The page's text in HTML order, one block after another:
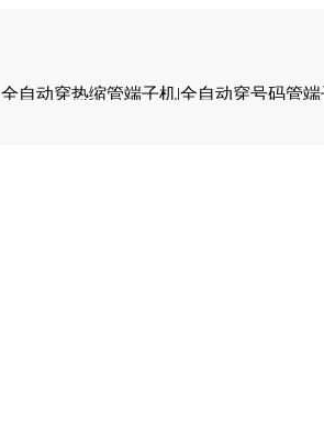
全自动穿热缩管端子机|全自动穿号码管